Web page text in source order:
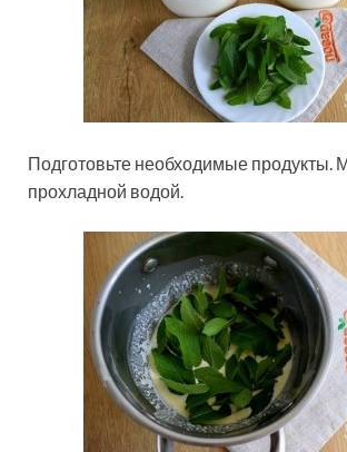
Подготовьте необходимые продукты.
прохладной водой.